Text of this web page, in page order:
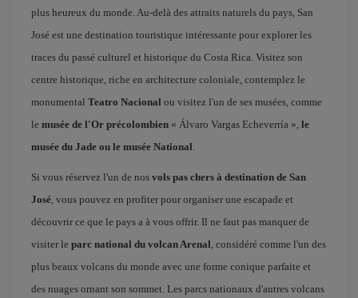
plus heureux du monde. Au-delà des attraits naturels du pays, San
José est une destination touristique intéressante pour explorer les
traces du passé culturel et historique du Costa Rica. Visitez son
centre historique, riche en architecture coloniale, contemplez le
monumental Teatro Nacional ou visitez l'un de ses musées, comme
le musée de l'Or précolombien « Álvaro Vargas Echeverría », le
musée du Jade ou le musée National
Si vous réservez l'un de nos vols pas chers à destination de San
José , vous pouvez en profiter pour organiser une escapade et
découvrir ce que le pays a à vous offrir. Il ne faut pas manquer de
visiter le parc national du volcan Arenal , considéré comme l'un des
plus beaux volcans du monde avec une forme conique parfaite et
des nuages ornant son sommet. Les parcs nationaux d'autres volcans